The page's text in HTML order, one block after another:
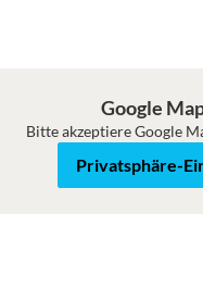
Karte Satellit
Google
Bitte akzeptiere Google
Privatsphäre-